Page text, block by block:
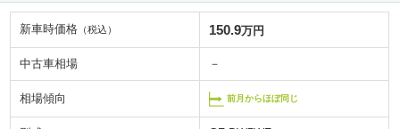
新車時価格 （税込） 150.9万円
中古車相場 －
相場傾向 前月からほぼ同じ